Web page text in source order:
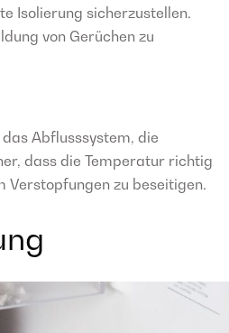
Isolierung sicherzustellen.
von Gerüchen zu
Abflusssystem, die
dass die Temperatur richtig
Verstopfungen zu beseitigen.